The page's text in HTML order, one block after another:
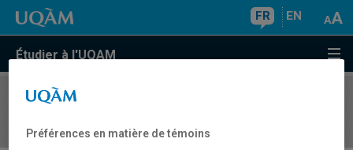
FR EN
Étudier à l'UQAM
COURS//
Préférences en matière de témoins